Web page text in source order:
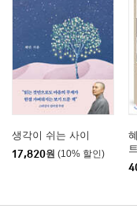
생각이 쉬는 사이
17,820원 (10% 할인)